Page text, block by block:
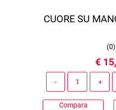
CUORE SU
(0)
€
Compara